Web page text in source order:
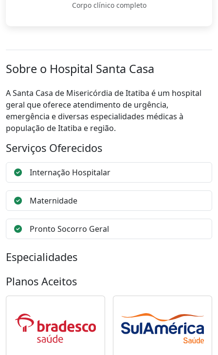
Corpo clínico completo
Sobre o Hospital Santa Casa
A Santa Casa de Misericórdia de Itatiba é um hospital
geral que oferece atendimento de urgência,
emergência e diversas especialidades médicas à
população de Itatiba e região.
Serviços Oferecidos
Internação Hospitalar
Maternidade
Pronto Socorro Geral
Especialidades
Planos Aceitos